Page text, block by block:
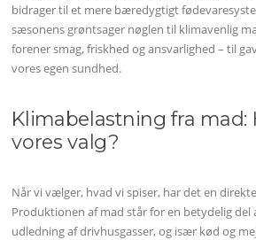
bidrager til et mere bæredygtigt
sæsonens grøntsager nøglen til klimavenlig
forener smag, friskhed og ansvarlighed – til
vores egen sundhed.
Klimabelastning fra mad:
vores valg?
Når vi vælger, hvad vi spiser, har det en
Produktionen af mad står for en betydelig del
udledning af drivhusgasser, og især kød og